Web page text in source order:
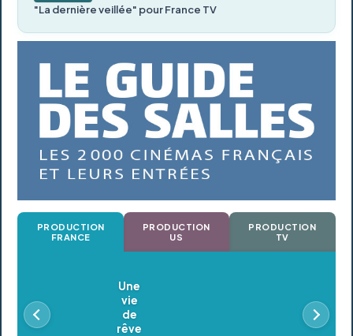
"La dernière veillée" pour France TV
PRODUCTION
FRANCE
PRODUCTION
US
PRODUCTION
TV
Oldeupe
En postproduction